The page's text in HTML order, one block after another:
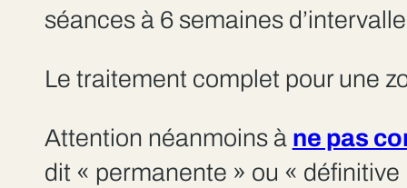
séances à 6 semaines
Le traitement complet pour une
Attention néanmoins à ne pas
dit « permanente » ou « définitive